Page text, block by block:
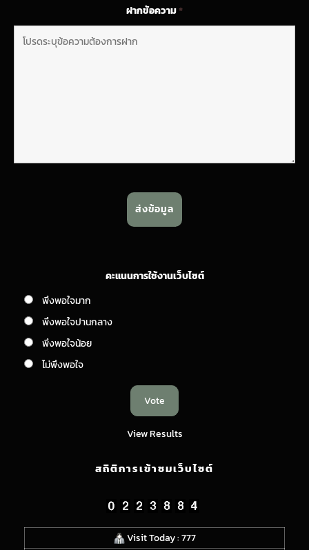
ฝากข้อความ*
คะแนนการใช้งานเว็บไซต์
พึงพอใจมาก
พึงพอใจปานกลาง
พึงพอใจน้อย
ไม่พึงพอใจ
View Results
สถิติการเข้าชมเว็บไซต์
Visit Today : 777